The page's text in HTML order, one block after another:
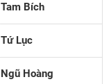
Tam Bích
Tứ Lục
Ngũ Hoàng